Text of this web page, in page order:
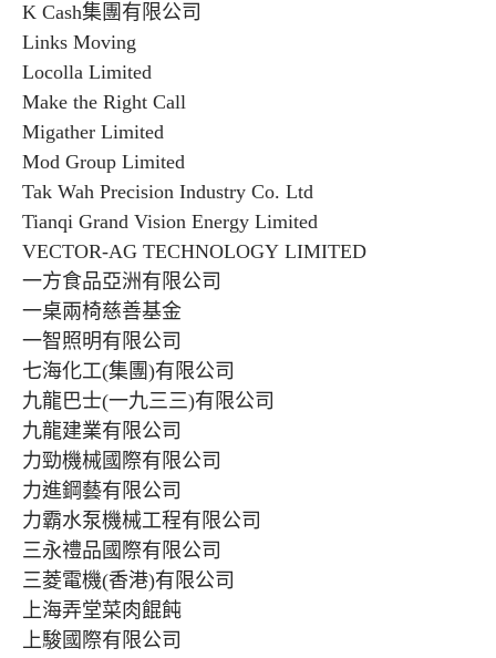
K Cash集團有限公司
Links Moving
Locolla Limited
Make the Right Call
Migather Limited
Mod Group Limited
Tak Wah Precision Industry Co. Ltd
Tianqi Grand Vision Energy Limited
VECTOR-AG TECHNOLOGY LIMITED
一方食品亞洲有限公司
一桌兩椅慈善基金
一智照明有限公司
七海化工(集團)有限公司
九龍巴士(一九三三)有限公司
九龍建業有限公司
力勁機械國際有限公司
力進鋼藝有限公司
力霸水泵機械工程有限公司
三永禮品國際有限公司
三菱電機(香港)有限公司
上海弄堂菜肉餛飩
上駿國際有限公司